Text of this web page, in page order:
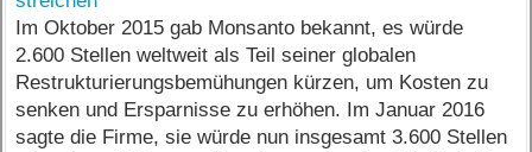
Im Oktober 2015 gab Monsanto bekannt, es würde
2.600 Stellen weltweit als Teil seiner globalen
Restrukturierungsbemühungen kürzen, um Kosten zu
senken und Ersparnisse zu erhöhen. Im Januar 2016
sagte die Firme, sie würde nun insgesamt 3.600 Stellen